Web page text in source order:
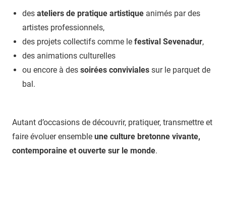
des ateliers de pratique artistique animés par des
artistes professionnels,
des projets collectifs comme le festival Sevenadur,
des animations culturelles
ou encore à des soirées conviviales sur le parquet de
bal.
Autant d’occasions de découvrir, pratiquer, transmettre et
faire évoluer ensemble une culture bretonne vivante,
contemporaine et ouverte sur le monde.